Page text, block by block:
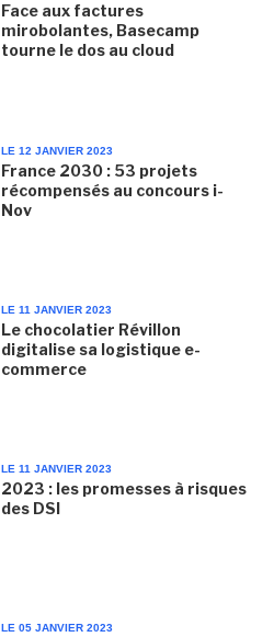
Face aux factures
mirobolantes, Basecamp
tourne le dos au cloud
LE 12 JANVIER 2023
France 2030 : 53 projets
récompensés au concours i-
Nov
LE 11 JANVIER 2023
Le chocolatier Révillon
digitalise sa logistique e-
commerce
LE 11 JANVIER 2023
2023 : les promesses à risques
des DSI
LE 05 JANVIER 2023